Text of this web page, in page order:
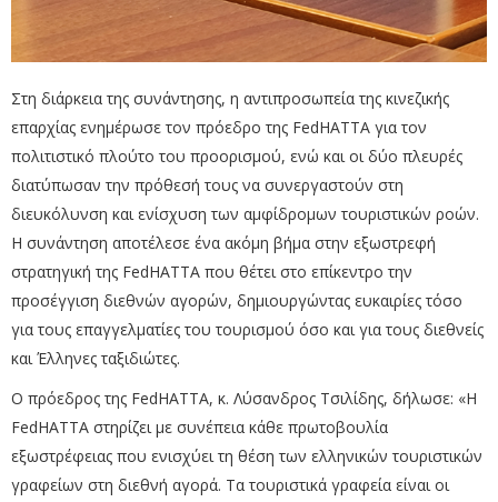
Στη διάρκεια της συνάντησης, η αντιπροσωπεία της κινεζικής
επαρχίας ενημέρωσε τον πρόεδρο της FedHATTA για τον
πολιτιστικό πλούτο του προορισμού, ενώ και οι δύο πλευρές
διατύπωσαν την πρόθεσή τους να συνεργαστούν στη
διευκόλυνση και ενίσχυση των αμφίδρομων τουριστικών ροών.
Η συνάντηση αποτέλεσε ένα ακόμη βήμα στην εξωστρεφή
στρατηγική της FedHATTA που θέτει στο επίκεντρο την
προσέγγιση διεθνών αγορών, δημιουργώντας ευκαιρίες τόσο
για τους επαγγελματίες του τουρισμού όσο και για τους διεθνείς
και Έλληνες ταξιδιώτες.
Ο πρόεδρος της FedHATTA, κ. Λύσανδρος Τσιλίδης, δήλωσε: «Η
FedHATTA στηρίζει με συνέπεια κάθε πρωτοβουλία
εξωστρέφειας που ενισχύει τη θέση των ελληνικών τουριστικών
γραφείων στη διεθνή αγορά. Τα τουριστικά γραφεία είναι οι